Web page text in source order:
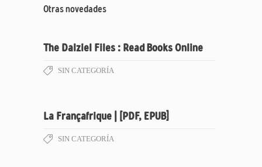
Otras novedades
The Dalziel Files : Read Books Online
SIN CATEGORÍA
La Françafrique | [PDF, EPUB]
SIN CATEGORÍA